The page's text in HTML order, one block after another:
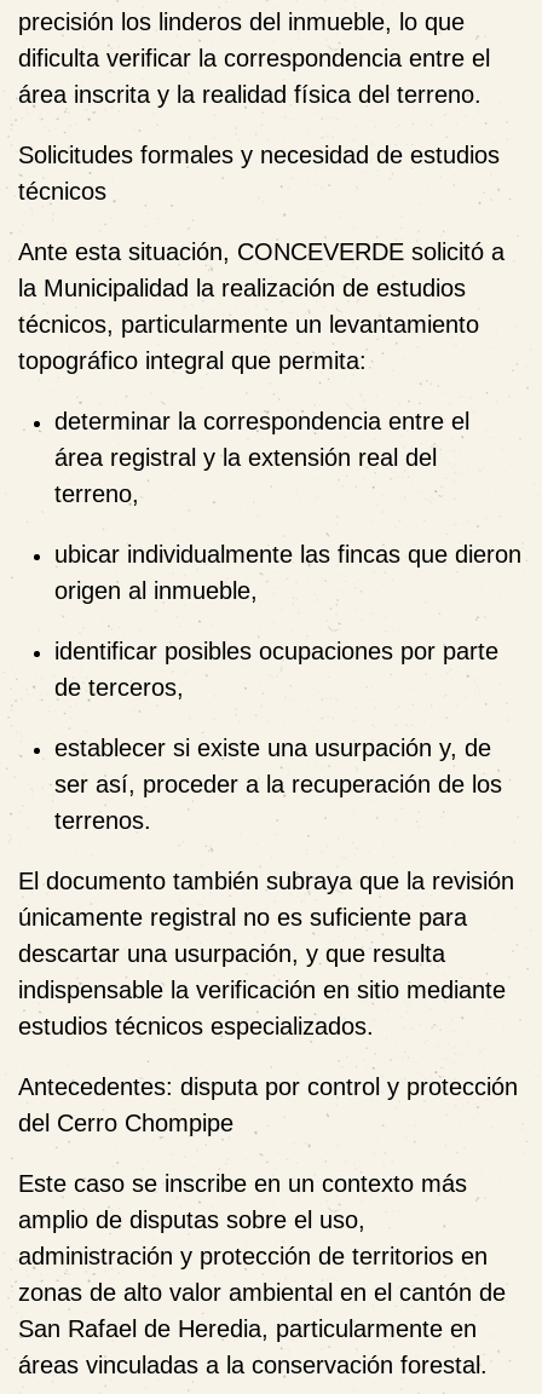
precisión los linderos del inmueble, lo que
dificulta verificar la correspondencia entre el
área inscrita y la realidad física del terreno.
Solicitudes formales y necesidad de estudios
técnicos
Ante esta situación, CONCEVERDE solicitó a
la Municipalidad la realización de estudios
técnicos, particularmente un levantamiento
topográfico integral que permita:
determinar la correspondencia entre el
área registral y la extensión real del
terreno,
ubicar individualmente las fincas que dieron
origen al inmueble,
identificar posibles ocupaciones por parte
de terceros,
establecer si existe una usurpación y, de
ser así, proceder a la recuperación de los
terrenos.
El documento también subraya que la revisión
únicamente registral no es suficiente para
descartar una usurpación, y que resulta
indispensable la verificación en sitio mediante
estudios técnicos especializados.
Antecedentes: disputa por control y protección
del Cerro Chompipe
Este caso se inscribe en un contexto más
amplio de disputas sobre el uso,
administración y protección de territorios en
zonas de alto valor ambiental en el cantón de
San Rafael de Heredia, particularmente en
áreas vinculadas a la conservación forestal.